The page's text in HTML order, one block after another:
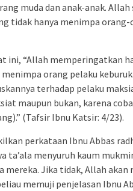
muda dan anak-anak. Allah
tidak hanya menimpa orang-
ini, “Allah memperingatkan
orang pelaku
terhadap pelaku
maupun bukan, karena
(Tafsir Ibnu Katsir: 4/23).
perkataan Ibnu Abbas
ta’ala menyuruh kaum
Jika tidak, Allah akan
memuji penjelasan Ibnu